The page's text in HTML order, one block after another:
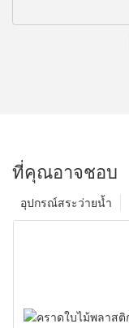
ที่คุณอาจชอบ
อุปกรณ์สระว่ายน้ำ